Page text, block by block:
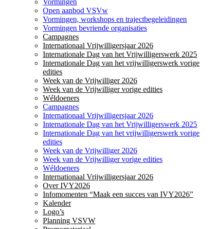
Vormingen
Open aanbod VSVw
Vormingen, workshops en trajectbegeleidingen
Vormingen bevriende organisaties
Campagnes
Internationaal Vrijwilligersjaar 2026
Internationale Dag van het Vrijwilligerswerk 2025
Internationale Dag van het vrijwilligerswerk vorige
edities
Week van de Vrijwilliger 2026
Week van de Vrijwilliger vorige edities
Wéldoeners
Campagnes
Internationaal Vrijwilligersjaar 2026
Internationale Dag van het Vrijwilligerswerk 2025
Internationale Dag van het vrijwilligerswerk vorige
edities
Week van de Vrijwilliger 2026
Week van de Vrijwilliger vorige edities
Wéldoeners
Internationaal Vrijwilligersjaar 2026
Over IVY2026
Infomomenten “Maak een succes van IVY2026”
Kalender
Logo’s
Planning VSVW